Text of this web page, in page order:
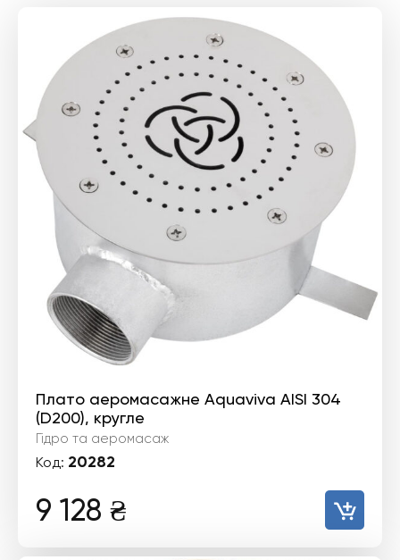
Плато аеромасажне Aquaviva AISI 304
(D200), кругле
Гідро та аеромасаж
Код: 20282
9 128 ₴